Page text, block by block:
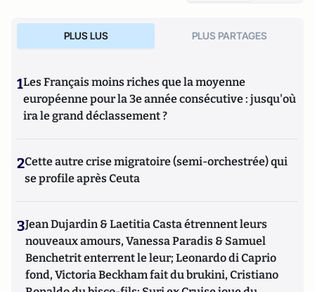
PLUS LUS PLUS PARTAGES
1Les Français moins riches que la moyenne
européenne pour la 3e année consécutive : jusqu'où
ira le grand déclassement ?
2Cette autre crise migratoire (semi-orchestrée) qui
se profile après Ceuta
3Jean Dujardin & Laetitia Casta étrennent leurs
nouveaux amours, Vanessa Paradis & Samuel
Benchetrit enterrent le leur; Leonardo di Caprio
fond, Victoria Beckham fait du brukini, Cristiano